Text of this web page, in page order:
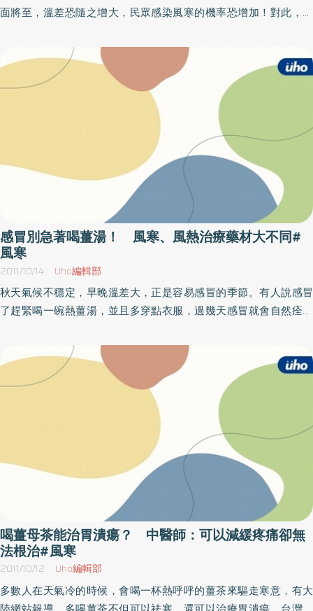
面將至，溫差恐隨之增大，民眾感染風寒的機率恐增加！對此，台
食、睡眠外，也可利用穴道按摩、增加免疫力，遠離流感病毒威
脅。吳佩青醫師解釋，流感病毒大多藉由口鼻傳染，因此提醒民眾
外出時可勤洗手、戴口罩，或是透過補肺益氣的經穴按摩，如肺經
經絡，來增強身體抵抗力、預防疾病；建議大家可用雙手，分別由
雲門穴（鎖骨外端下方凹陷處）往下敲打，沿腋前，經上肢內側推
至拇指上的少商穴（大拇指指甲旁），藉由重複此動作來達到抵抗
風寒、預防感冒、減緩過敏及氣喘等肺部系統疾病的效果。此外，
民眾若是不幸出現打噴嚏、咳嗽、流鼻水等症狀，可能是感染風
寒，吳佩青醫師建議可透過2款簡單茶飲，來降低感冒不適，如感冒
初期，可食用魚腥草茶、或熱檸檬冰糖飲來驅風寒，降低不適感：●
「風熱外感」初期／出現喉嚨痛、口乾舌燥、濃痰、鼻涕、畏寒等
症狀者，可服用「魚腥草茶」。作法／準備乾燥魚腥草1兩，先用清
水洗淨後，加入3000c.c的水、浸泡10分鐘；接著大火煮滾後，轉小
火繼續煮20分鐘；再加入1錢的薄荷，關火悶5分鐘，濾渣後溫飲。●
「風寒外感」初期／出現咳嗽、流鼻水、痰較清、較稀症狀者，可
服用「熱檸檬冰糖飲」。作法／先將整顆檸檬洗淨，接著含檸檬皮
溫熱飲用。
感冒別急著喝薑湯！ 風寒、風熱治療藥材大不同#
風寒
2011/10/14 Uho編輯部
秋天氣候不穩定，早晚溫差大，正是容易感冒的季節。有人說感冒
了趕緊喝一碗熱薑湯，並且多穿點衣服，過幾天感冒就會自然痊癒
熱、風寒之分，如果是風熱型的感冒，因為薑是屬於熱性食物，所
以反而容易火上加油更嚴重，所以不是每一種感冒都適合用喝薑湯
發汗來治療。如何區分風熱型、風寒型感冒？黃建榮中醫師表示，
風寒型的感冒，會出現全身發冷、鼻塞、流鼻水、頭痛等症狀，風
寒型的感冒因為身體受寒，導致身體代謝變慢，免疫力也會跟著降
低。而薑在中醫學上屬溫熱性，有幫助身體出汗、驅風寒的效果，
所以當受到風寒型的感冒時，喝一碗熱薑湯，使人體微微出汗，確
實有治療感冒的療效。不過如果出現發燒、流鼻涕、喉嚨痛、卡黃
痰等風熱型感冒時，就不適合再使用溫熱的薑湯來治療，因為此時
人體已經受了風熱，喝下熱薑湯，恐怕會適得其反，會出現越喝越
嚴重的問題。當出現風熱型感冒時，建議可以用薄荷、銀花等屬性
溫涼的藥材，驅散身體的內熱來治療感冒。黃建榮醫師也提醒，感
冒時應該注意自己屬於哪種風寒，若自己無法分辨，就一定要尋求
醫師的幫助。而平常在生活上，盡量注意讓自己有規律的作息、充
足的睡眠、清淡的飲食、配合適當的運動，才能擁有健康的身體。
喝薑母茶能治胃潰瘍？ 中醫師：可以減緩疼痛卻無
法根治#風寒
2011/10/12 Uho編輯部
多數人在天氣冷的時候，會喝一杯熱呼呼的薑茶來驅走寒意，有大